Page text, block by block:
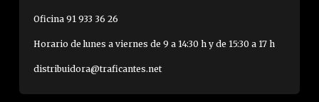
Oficina 91 933 36 26
Horario de lunes a viernes de 9 a 14:30 h y de 15:30 a 17 h
distribuidora@traficantes.net